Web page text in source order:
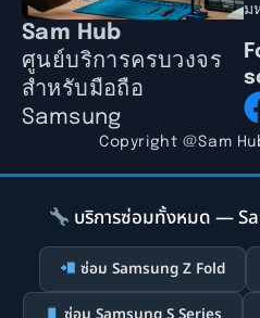
Sam Hub
ศูนย์บริการครบวงจร
สำหรับมือถือ
Samsung
ม
Copyright @Sam
บริการซ่อมทั้งหมด —
ซ่อม Samsung Z Fold